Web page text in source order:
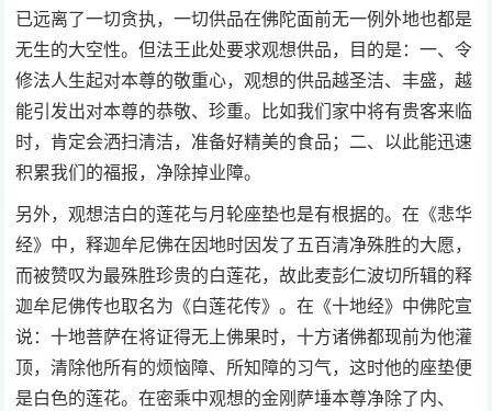
已远离了一切贪执，一切供品在佛陀面前无一例外地也都是
无生的大空性。但法王此处要求观想供品，目的是：一、令
修法人生起对本尊的敬重心，观想的供品越圣洁、丰盛，越
能引发出对本尊的恭敬、珍重。比如我们家中将有贵客来临
时，肯定会洒扫清洁，准备好精美的食品；二、以此能迅速
积累我们的福报，净除掉业障。
另外，观想洁白的莲花与月轮座垫也是有根据的。在《悲华
经》中，释迦牟尼佛在因地时因发了五百清净殊胜的大愿，
而被赞叹为最殊胜珍贵的白莲花，故此麦彭仁波切所辑的释
迦牟尼佛传也取名为《白莲花传》。在《十地经》中佛陀宣
说：十地菩萨在将证得无上佛果时，十方诸佛都现前为他灌
顶，清除他所有的烦恼障、所知障的习气，这时他的座垫便
是白色的莲花。在密乘中观想的金刚萨埵本尊净除了内、